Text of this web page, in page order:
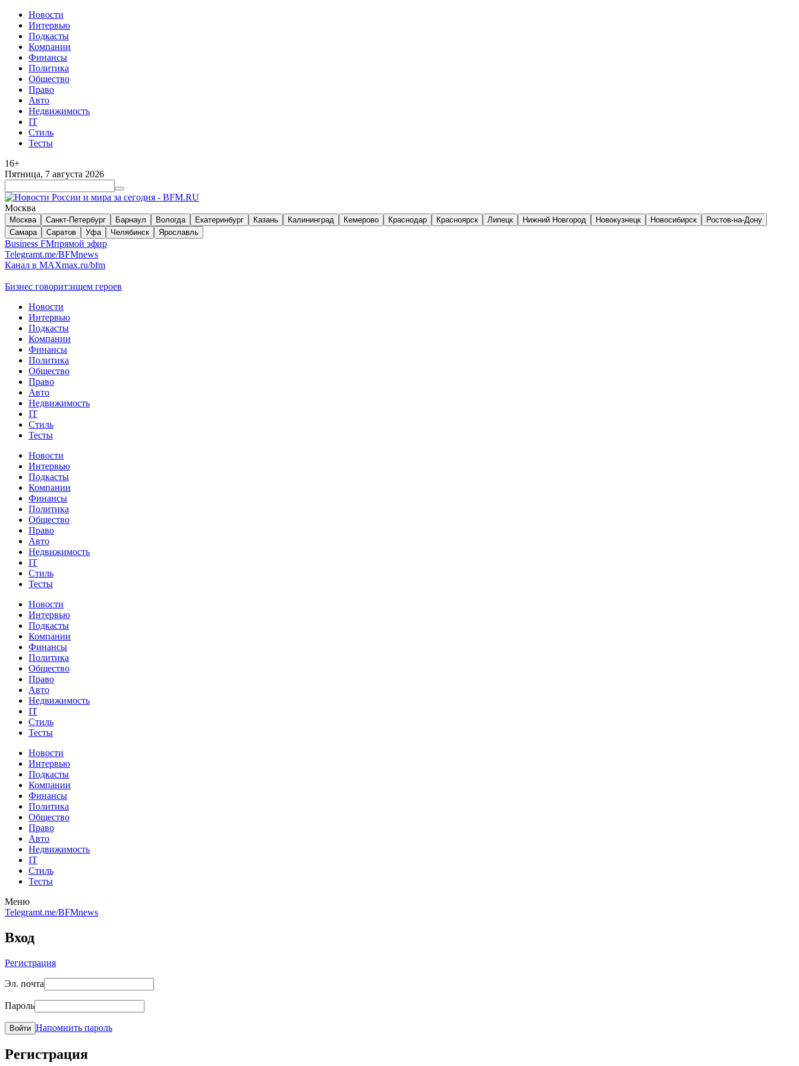
Новости
Интервью
Подкасты
Компании
Финансы
Политика
Общество
Право
Авто
Недвижимость
IT
Стиль
Тесты
16+
Пятница, 7 августа 2026
Москва
Москва Санкт-Петербург Барнаул Вологда Екатеринбург Казань Калининград Кемерово Краснодар Красноярск Липецк Нижний Новгород Новокузнецк Новосибирск
Ростов-на-Дону
Самара
Саратов Уфа Челябинск Ярославль
Business FMпрямой эфир
Telegramt.me/BFMnews
Канал в MAXmax.ru/bfm
Бизнес говорит:ищем героев
Новости
Интервью
Подкасты
Компании
Финансы
Политика
Общество
Право
Авто
Недвижимость
IT
Стиль
Тесты
Новости
Интервью
Подкасты
Компании
Финансы
Политика
Общество
Право
Авто
Недвижимость
IT
Стиль
Тесты
Новости
Интервью
Подкасты
Компании
Финансы
Политика
Общество
Право
Авто
Недвижимость
IT
Стиль
Тесты
Новости
Интервью
Подкасты
Компании
Финансы
Политика
Общество
Право
Авто
Недвижимость
IT
Стиль
Тесты
Меню
Telegramt.me/BFMnews
Вход
Регистрация
Эл. почта
Пароль
Войти Напомнить пароль
Регистрация